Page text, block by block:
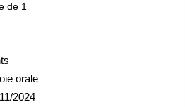
de 1
orale
2024